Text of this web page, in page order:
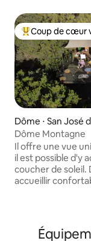
Coups de cœur
Coup de cœur
Dôme ⋅ San José
Dôme Montagne
Il offre une vue
il est possible d'y
coucher de soleil. Dôme conçu pour
accueillir
dispose d'un
de thérapies de